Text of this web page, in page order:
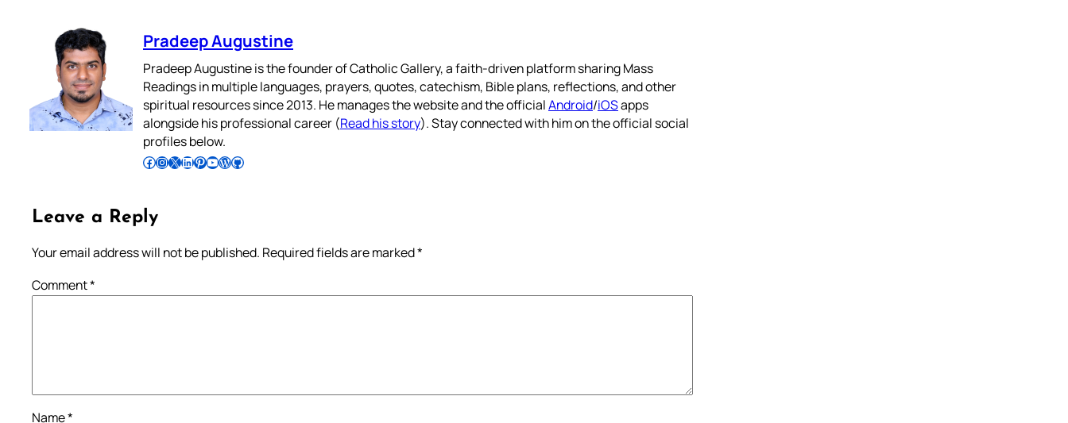
Pradeep Augustine
Pradeep Augustine is the founder of Catholic Gallery, a faith-driven platform sharing Mass
Readings in multiple languages, prayers, quotes, catechism, Bible plans, reflections, and other
spiritual resources since 2013. He manages the website and the officialAndroid/iOSapps
alongside his professional career (Read his story). Stay connected with him on the official social
profiles below.
Follow Pradeep on Facebook Follow Pradeep on InstagramFollow Pradeep on X Follow Pradeep on LinkedIn Follow Pradeep on Pinterest Subscribe to Pradeep’s Youtube Channel Follow Pradeep on WordPress Follow Pradeep on GitHub
Leave a Reply
Your email address will not be published. Required fields are marked*
Comment*
Name*